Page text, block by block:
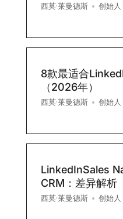
西莫·莱曼德斯 • 创始人
8款最适合
（2026年）
西莫·莱曼德斯 • 创始人
LinkedInSales
CRM：差异解析
西莫·莱曼德斯 • 创始人